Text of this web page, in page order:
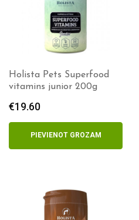
Holista Pets Superfood
vitamins junior 200g
€19.60
PIEVIENOT GROZAM